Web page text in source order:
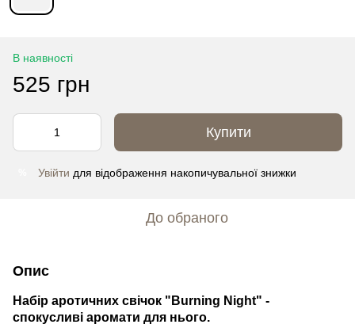
В наявності
525 грн
Купити
Увійти для відображення накопичувальної знижки
До обраного
Опис
Набір аротичних свічок "Burning Night" -
спокусливі аромати для нього.